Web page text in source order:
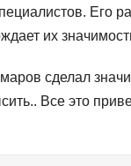
Его
их
сделал
Все это